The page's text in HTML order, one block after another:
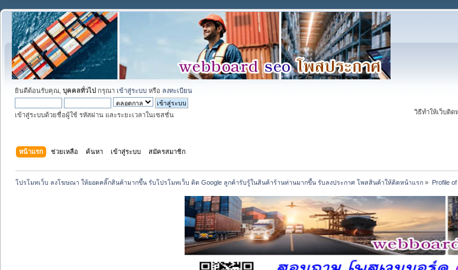
ยินดีต้อนรับคุณ, บุคคลทั่วไป กรุณา เข้าสู่ระบบ หรือ ลงทะเบียน
เข้าสู่ระบบด้วยชื่อผู้ใช้ รหัสผ่าน และระยะเวลาในเซสชั่น
วิธีทำให้เว็บติด
หน้าแรก ช่วยเหลือ ค้นหา เข้าสู่ระบบ สมัครสมาชิก
โปรโมทเว็บ ลงโฆษณา ให้ยอดคลิ๊กสินค้ามากขึ้น รับโปรโมทเว็บ ติด Google ลูกค้ารับรู้ในสินค้าร้านท่านมากขึ้น รับลงประกาศ โพสสินค้าให้ติดหน้าแรก » Profile